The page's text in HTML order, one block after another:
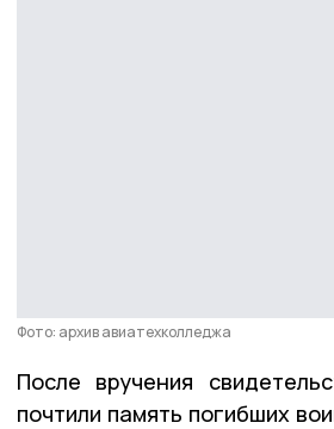
Фото: архив авиатехколледжа
После вручения
почтили память погибших